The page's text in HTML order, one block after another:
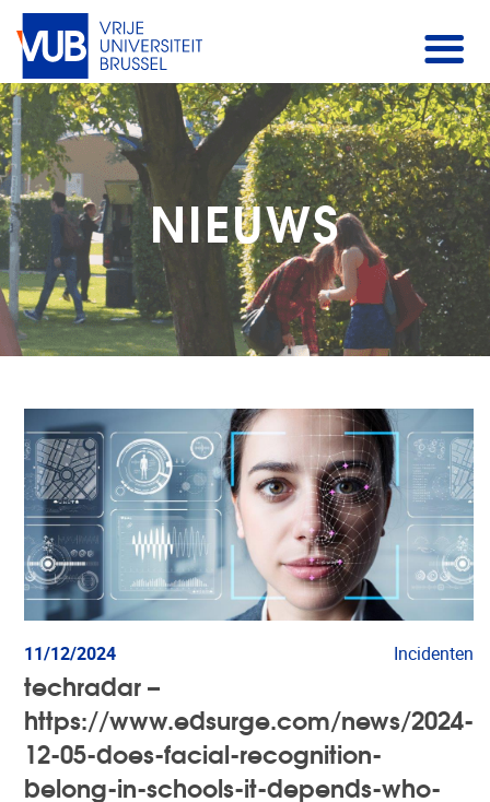
NIEUWS
11/12/2024 Incidenten
techradar –
https://www.edsurge.com/news/2024-
12-05-does-facial-recognition-
belong-in-schools-it-depends-who-